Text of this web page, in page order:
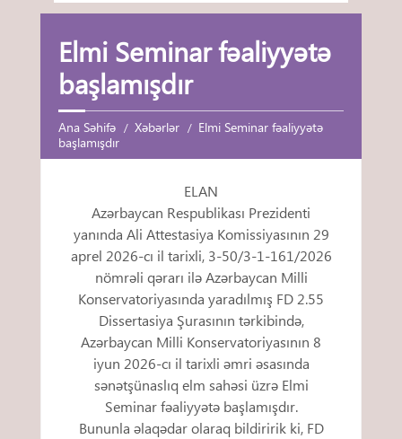
Elmi Seminar fəaliyyətə
başlamışdır
Ana Səhifə Xəbərlər
Elmi Seminar fəaliyyətə
başlamışdır
ELAN
Azərbaycan Respublikası Prezidenti
yanında Ali Attestasiya Komissiyasının 29
aprel 2026-cı il tarixli, 3-50/3-1-161/2026
nömrəli qərarı ilə Azərbaycan Milli
Konservatoriyasında yaradılmış FD 2.55
Dissertasiya Şurasının tərkibində,
Azərbaycan Milli Konservatoriyasının 8
iyun 2026-cı il tarixli əmri əsasında
sənətşünaslıq elm sahəsi üzrə Elmi
Seminar fəaliyyətə başlamışdır.
Bununla əlaqədar olaraq bildiririk ki, FD